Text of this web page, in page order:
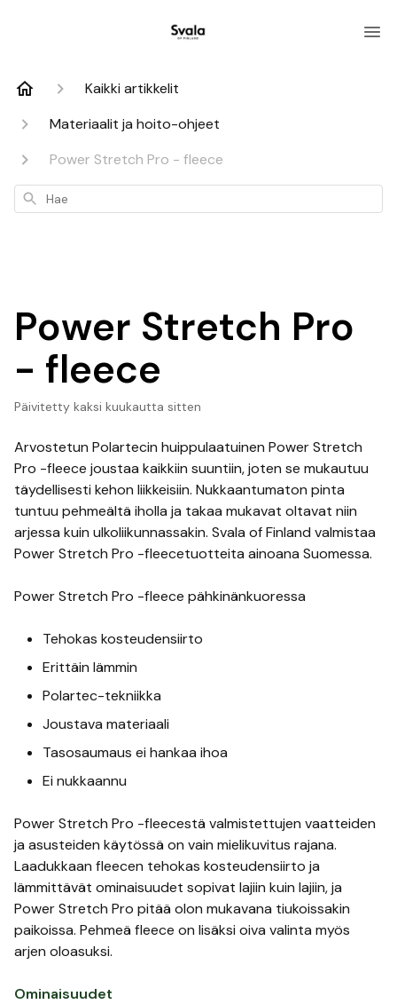
Kaikki artikkelit
Materiaalit ja hoito-ohjeet
Power Stretch Pro - fleece
Hae
Power Stretch Pro
- fleece
Päivitetty kaksi kuukautta sitten
Arvostetun Polartecin huippulaatuinen Power Stretch
Pro -fleece joustaa kaikkiin suuntiin, joten se mukautuu
täydellisesti kehon liikkeisiin. Nukkaantumaton pinta
tuntuu pehmeältä iholla ja takaa mukavat oltavat niin
arjessa kuin ulkoliikunnassakin. Svala of Finland valmistaa
Power Stretch Pro -fleecetuotteita ainoana Suomessa.
Power Stretch Pro -fleece pähkinänkuoressa
Tehokas kosteudensiirto
Erittäin lämmin
Polartec-tekniikka
Joustava materiaali
Tasosaumaus ei hankaa ihoa
Ei nukkaannu
Power Stretch Pro -fleecestä valmistettujen vaatteiden
ja asusteiden käytössä on vain mielikuvitus rajana.
Laadukkaan fleecen tehokas kosteudensiirto ja
lämmittävät ominaisuudet sopivat lajiin kuin lajiin, ja
Power Stretch Pro pitää olon mukavana tiukoissakin
paikoissa. Pehmeä fleece on lisäksi oiva valinta myös
arjen oloasuksi.
Ominaisuudet